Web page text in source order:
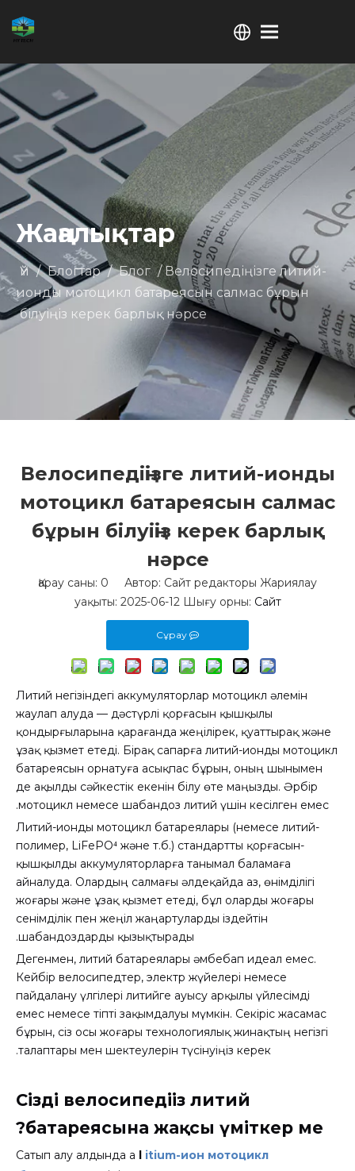
Жаңалықтар
Үй / Блогтар / Блог /Велосипедіңізге литий-
ионды мотоцикл батареясын салмас бұрын
білуіңіз керек барлық нәрсе
Велосипедіңізге литий-ионды
мотоцикл батареясын салмас
бұрын білуіңіз керек барлық
нәрсе
Қарау саны: 0 Автор: Сайт редакторы Жариялау
уақыты: 2025-06-12 Шығу орны: Сайт
Сұрау
Литий негізіндегі аккумуляторлар мотоцикл әлемін
жаулап алуда — дәстүрлі қорғасын қышқылы
қондырғыларына қарағанда жеңілірек, қуаттырақ және
ұзақ қызмет етеді. Бірақ сапарға литий-ионды мотоцикл
батареясын орнатуға асықпас бұрын, оның шынымен
де ақылды сәйкестік екенін білу өте маңызды. Әрбір
мотоцикл немесе шабандоз литий үшін кесілген емес.
Литий-ионды мотоцикл батареялары (немесе литий-
полимер, LiFePO⁴ және т.б.) стандартты қорғасын-
қышқылды аккумуляторларға танымал баламаға
айналуда. Олардың салмағы әлдеқайда аз, өнімділігі
жоғары және ұзақ қызмет етеді, бұл оларды жоғары
сенімділік пен жеңіл жаңартуларды іздейтін
шабандоздарды қызықтырады.
Дегенмен, литий батареялары әмбебап идеал емес.
Кейбір велосипедтер, электр жүйелері немесе
пайдалану үлгілері литийге ауысу арқылы үйлесімді
емес немесе тіпті зақымдалуы мүмкін. Секіріс жасамас
бұрын, сіз осы жоғары технологиялық жинақтың негізгі
талаптары мен шектеулерін түсінуіңіз керек.
Сіздің велосипедіңіз литий
батареясына жақсы үміткер ме?
Сатып алу алдында а l itium-ион мотоцикл